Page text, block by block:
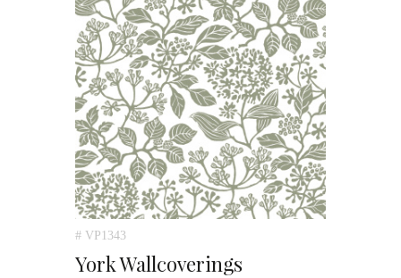
# VP1343
York Wallcoverings